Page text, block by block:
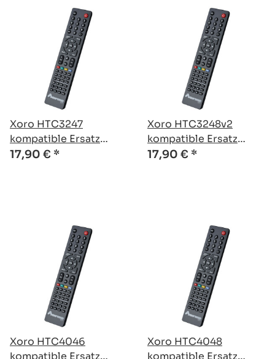
Xoro HTC3247
kompatible Ersatz
Fernbedienung
17,90 € *
Xoro HTC3248v2
kompatible Ersatz
Fernbedienung
17,90 € *
Xoro HTC4046
kompatible Ersatz
Xoro HTC4048
kompatible Ersatz